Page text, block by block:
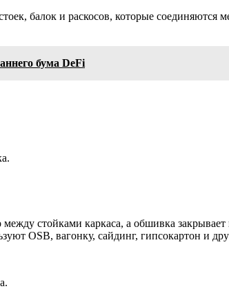
балок и раскосов, которые
бума DeFi
стойками каркаса, а обшивка
OSB, вагонку, сайдинг, гипсокартон и